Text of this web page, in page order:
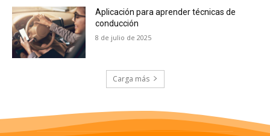
Aplicación para aprender técnicas de
conducción
8 de julio de 2025
Carga más